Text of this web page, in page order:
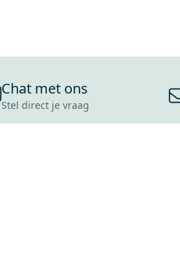
Chat met ons
Stel direct je vraag